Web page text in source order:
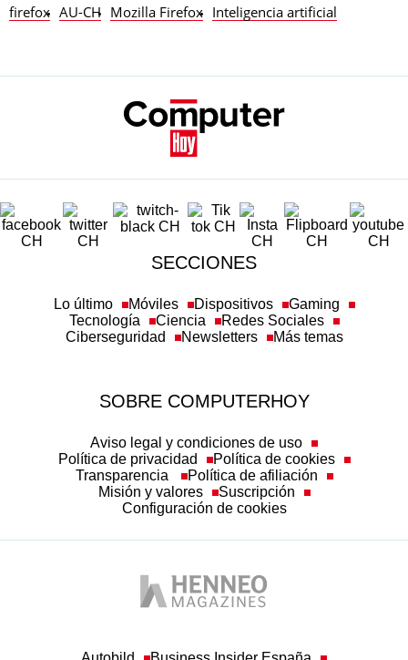
firefox AU-CH Mozilla Firefox Inteligencia artificial
SECCIONES
Lo último Móviles Dispositivos
Gaming
Tecnología
Ciencia
Redes Sociales
Ciberseguridad
Newsletters Más temas
SOBRE COMPUTERHOY
Aviso legal y condiciones de uso
Política de privacidad
Política de cookies
Transparencia
Política de afiliación
Misión y valores
Suscripción
Configuración de cookies